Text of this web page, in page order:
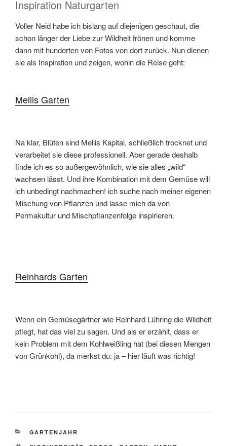
Inspiration Naturgarten
Voller Neid habe ich bislang auf diejenigen geschaut, die
schon länger der Liebe zur Wildheit frönen und komme
dann mit hunderten von Fotos von dort zurück. Nun dienen
sie als Inspiration und zeigen, wohin die Reise geht:
Mellis Garten
Na klar, Blüten sind Mellis Kapital, schließlich trocknet und
verarbeitet sie diese professionell. Aber gerade deshalb
finde ich es so außergewöhnlich, wie sie alles „wild“
wachsen lässt. Und ihre Kombination mit dem Gemüse will
ich unbedingt nachmachen! ich suche nach meiner eigenen
Mischung von Pflanzen und lasse mich da von
Permakultur und Mischpflanzenfolge inspirieren.
Reinhards Garten
Wenn ein Gemüsegärtner wie Reinhard Lühring die Wildheit
pflegt, hat das viel zu sagen. Und als er erzählt, dass er
kein Problem mit dem Kohlweißling hat (bei diesen Mengen
von Grünkohl), da merkst du: ja – hier läuft was richtig!
KATEGORIEN
GARTENJAHR